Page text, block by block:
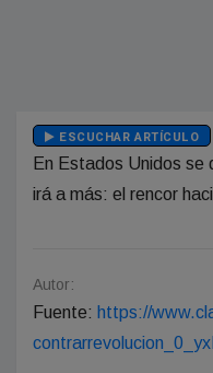
ESCUCHAR ARTÍCULO
En Estados Unidos se
irá a más: el rencor
Autor:
Fuente: https://